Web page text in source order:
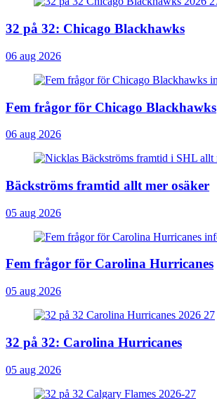
32 på 32: Chicago Blackhawks
06 aug 2026
Fem frågor för Chicago Blackhawks
06 aug 2026
Bäckströms framtid allt mer osäker
05 aug 2026
Fem frågor för Carolina Hurricanes
05 aug 2026
32 på 32: Carolina Hurricanes
05 aug 2026